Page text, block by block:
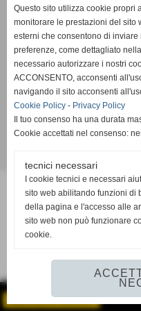
Questo sito utilizza cookie propri
monitorare le prestazioni del sito
esterni che consentono di
preferenze, come dettagliato
necessario autorizzare i nostri
ACCONSENTO, acconsenti
navigando il sito acconsenti
Cookie Policy - Privacy Policy
Il tuo consenso ha una durata
Cookie accettati nel consenso:
tecnici necessari
I cookie tecnici e necessari
sito web abilitando funzioni di
della pagina e l'accesso alle
sito web non può funzionare
cookie.
GESTISCI IL TUO SITO